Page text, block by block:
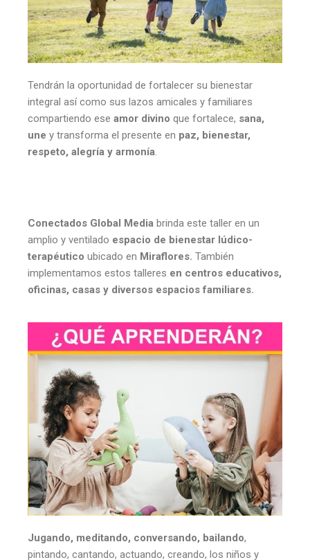
Tendrán la oportunidad de fortalecer su bienestar
integral así como sus lazos amicales y familiares
compartiendo ese amor divino que fortalece, sana,
une y transforma el presente en paz, bienestar,
respeto, alegría y armonía.
Conectados Global Media brinda este taller en un
amplio y ventilado espacio de bienestar lúdico-
terapéutico ubicado en Miraflores. También
implementamos estos talleres en centros educativos,
oficinas, casas y diversos espacios familiares.
Jugando, meditando, conversando, bailando,
pintando, cantando, actuando, creando, los niños y